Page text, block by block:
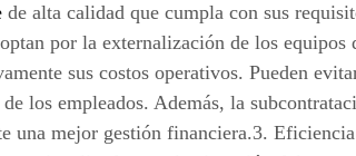
de alta calidad que cumpla con sus
por la externalización de los
sus costos operativos. Pueden
los empleados. Además, la
una mejor gestión financiera.3.